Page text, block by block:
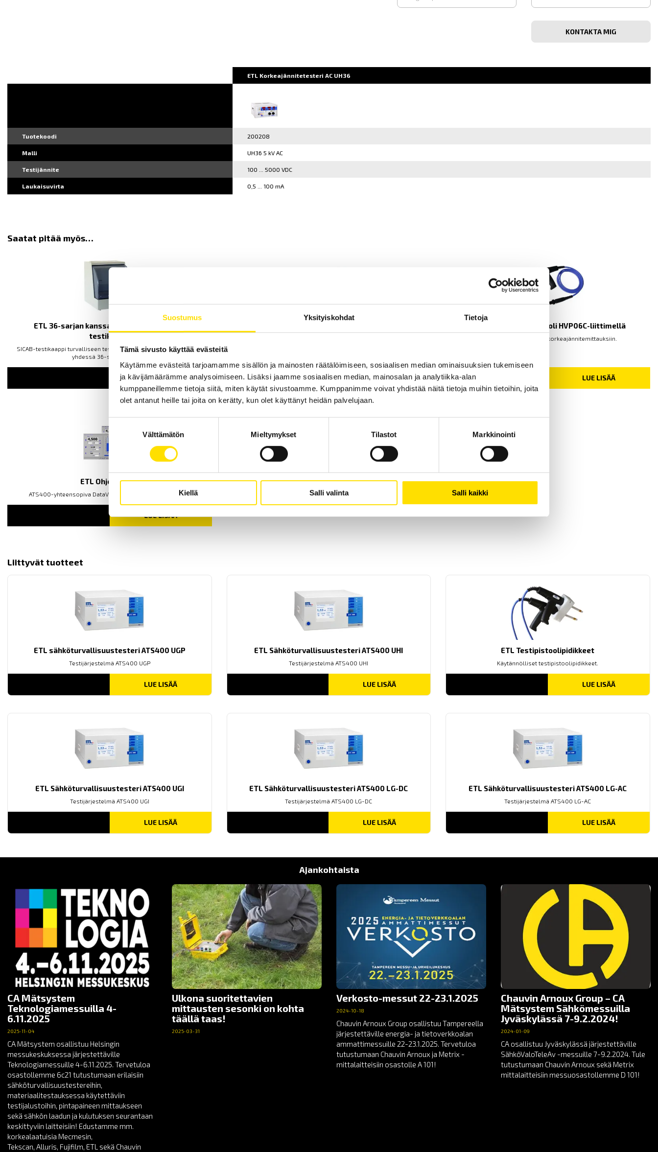
Suostumus Yksityiskohdat Tietoja
Tämä sivusto käyttää evästeitä
Käytämme evästeitä tarjoamamme sisällön ja mainosten räätälöimiseen, sosiaalisen median ominaisuuksien tukemiseen
ja kävijämäärämme analysoimiseen. Lisäksi jaamme sosiaalisen median, mainosalan ja analytiikka-alan
kumppaneillemme tietoja siitä, miten käytät sivustoamme. Kumppanimme voivat yhdistää näitä tietoja muihin tietoihin, joita
olet antanut heille tai joita on kerätty, kun olet käyttänyt heidän palvelujaan.
valinta
Välttämätön Mieltymykset Tilastot Markkinointi
Kiellä Salli valinta Salli kaikki
Vahvista
sähköpostiosoite
ETL Korkeajännitetesteri AC UH36
Tuotekoodi 200208
Malli UH36 5 kV AC
Testijännite 100 ... 5000 VDC
Laukaisuvirta 0,5 ... 100 mA
Saatat pitää myös…
ETL 36-sarjan kanssa yhteensopiva SICAB-
testikaappi
SICAB-testikaappi turvalliseen testaukseen. Soveltuu käytettäväksi
yhdessä 36-sarjan kanssa.
LUE LISÄÄ LUE LISÄÄ
ETL HTP06-testipistooli HVP06C-liittimellä
Testipistoolit turvallisiin korkeajännitemittauksiin.
LUE LISÄÄ
ETL Ohjelmistot
ATS400-yhteensopiva DataView-ohjelmisto sekä ajureita.
LUE LISÄÄ
Liittyvät tuotteet
ETL sähköturvallisuustesteri ATS400 UGP
Testijärjestelmä ATS400 UGP
LUE LISÄÄ
ETL Sähköturvallisuustesteri ATS400 UHI
Testijärjestelmä ATS400 UHI
LUE LISÄÄ
ETL Testipistoolipidikkeet
Käytännölliset testipistoolipidikkeet.
LUE LISÄÄ
ETL Sähköturvallisuustesteri ATS400 UGI
Testijärjestelmä ATS400 UGI
LUE LISÄÄ
ETL Sähköturvallisuustesteri ATS400 LG-DC
Testijärjestelmä ATS400 LG-DC
LUE LISÄÄ
ETL Sähköturvallisuustesteri ATS400 LG-AC
Testijärjestelmä ATS400 LG-AC
LUE LISÄÄ
Ajankohtaista
CA Mätsystem
Teknologiamessuilla 4-
6.11.2025
2025-11-04
CA Mätsystem osallistuu Helsingin
messukeskuksessa järjestettäville
Teknologiamessuille 4-6.11.2025. Tervetuloa
osastollemme 6c21 tutustumaan erilaisiin
sähköturvallisuustestereihin,
materiaalitestauksessa käytettäviin
testijalustoihin, pintapaineen mittaukseen
sekä sähkön laadun ja kulutuksen seurantaan
keskittyviin laitteisiin! Edustamme mm.
korkealaatuisia Mecmesin,
Tekscan, Alluris, Fujifilm, ETL sekä Chauvin
Ulkona suoritettavien
mittausten sesonki on kohta
täällä taas!
2025-03-31
Verkosto-messut 22-23.1.2025
2024-10-18
Chauvin Arnoux Group osallistuu Tampereella
järjestettäville energia- ja tietoverkkoalan
ammattimessuille 22-23.1.2025. Tervetuloa
tutustumaan Chauvin Arnoux ja Metrix -
mittalaitteisiin osastolle A 101!
Chauvin Arnoux Group – CA
Mätsystem Sähkömessuilla
Jyväskylässä 7-9.2.2024!
2024-01-09
CA osallistuu Jyväskylässä järjestettäville
SähköValoTeleAv -messuille 7-9.2.2024. Tule
tutustumaan Chauvin Arnoux sekä Metrix
mittalaitteisiin messuosastollemme D 101!